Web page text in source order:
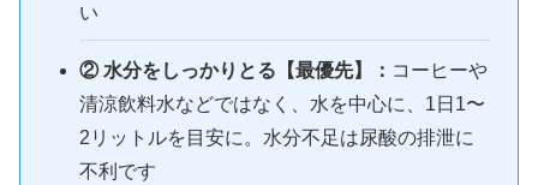
い
② 水分をしっかりとる【最優先】： コーヒーや
清涼飲料水などではなく、水を中心に、1日1〜
2リットルを目安に。水分不足は尿酸の排泄に
不利です